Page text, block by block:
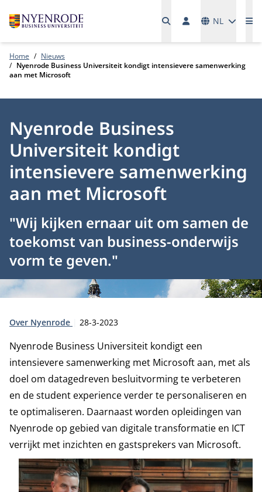
NL
Home
Nieuws
Nyenrode Business Universiteit kondigt intensievere samenwerking
aan met Microsoft
Nyenrode Business
Universiteit kondigt
intensievere samenwerking
aan met Microsoft
"Wij kijken ernaar uit om samen de
toekomst van business-onderwijs
vorm te geven."
Type:
Over Nyenrode Publicatiedatum:
28-3-2023
Nyenrode Business Universiteit kondigt een
intensievere samenwerking met Microsoft aan, met als
doel om datagedreven besluitvorming te verbeteren
en de student experience verder te personaliseren en
te optimaliseren. Daarnaast worden opleidingen van
Nyenrode op gebied van digitale transformatie en ICT
verrijkt met inzichten en gastsprekers van Microsoft.